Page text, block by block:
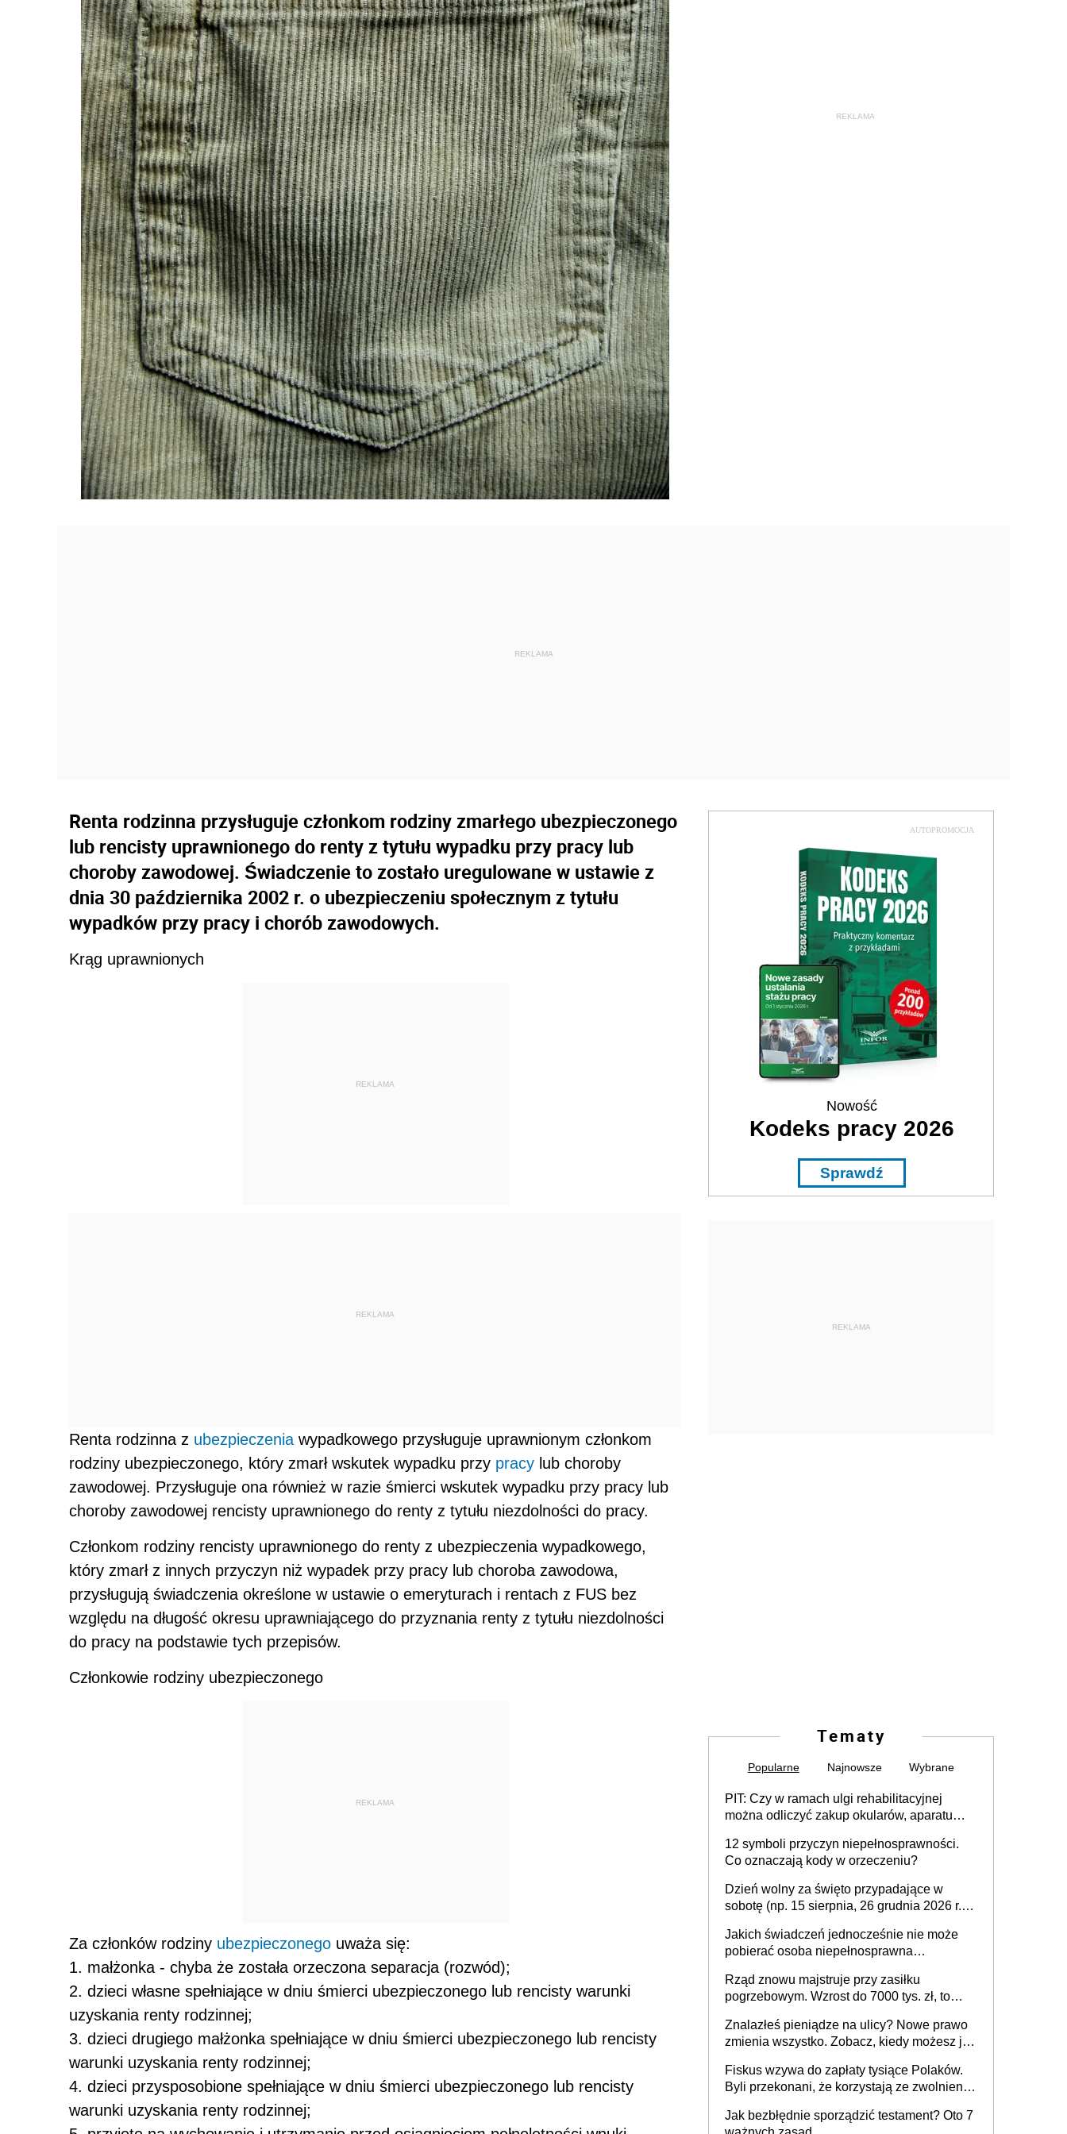
Renta rodzinna przysługuje członkom rodziny zmarłego ubezpieczonego
lub rencisty uprawnionego do renty z tytułu wypadku przy pracy lub
choroby zawodowej. Świadczenie to zostało uregulowane w ustawie z
dnia 30 października 2002 r. o ubezpieczeniu społecznym z tytułu
wypadków przy pracy i chorób zawodowych.
Krąg uprawnionych
REKLAMA
REKLAMA
Renta rodzinna z ubezpieczeniawypadkowego przysługuje uprawnionym członkom
rodziny ubezpieczonego, który zmarł wskutek wypadku przy pracy lub choroby
zawodowej. Przysługuje ona również w razie śmierci wskutek wypadku przy pracy lub
choroby zawodowej rencisty uprawnionego do renty z tytułu niezdolności do pracy.
Członkom rodziny rencisty uprawnionego do renty z ubezpieczenia wypadkowego,
który zmarł z innych przyczyn niż wypadek przy pracy lub choroba zawodowa,
przysługują świadczenia określone w ustawie o emeryturach i rentach z FUS bez
względu na długość okresu uprawniającego do przyznania renty z tytułu niezdolności
do pracy na podstawie tych przepisów.
Członkowie rodziny ubezpieczonego
REKLAMA
Za członków rodziny ubezpieczonego uważa się:
1. małżonka - chyba że została orzeczona separacja (rozwód);
2. dzieci własne spełniające w dniu śmierci ubezpieczonego lub rencisty warunki
uzyskania renty rodzinnej;
3. dzieci drugiego małżonka spełniające w dniu śmierci ubezpieczonego lub rencisty
warunki uzyskania renty rodzinnej;
4. dzieci przysposobione spełniające w dniu śmierci ubezpieczonego lub rencisty
warunki uzyskania renty rodzinnej;
AUTOPROMOCJA
Nowość
Kodeks pracy 2026
Sprawdź
REKLAMA
Tematy
Popularne Najnowsze Wybrane
PIT: Czy w ramach ulgi rehabilitacyjnej
można odliczyć zakup okularów, aparatu
12 symboli przyczyn niepełnosprawności.
Co oznaczają kody w orzeczeniu?
Dzień wolny za święto przypadające w
sobotę (np. 15 sierpnia, 26 grudnia 2026 r.) –
pracodawcy (sektor prywatny i administracja
publiczna), najczęstsze pytania
Jakich świadczeń jednocześnie nie może
pobierać osoba niepełnosprawna
Rząd znowu majstruje przy zasiłku
pogrzebowym. Wzrost do 7000 tys. zł, to
Znalazłeś pieniądze na ulicy? Nowe prawo
zmienia wszystko. Zobacz, kiedy możesz je
Fiskus wzywa do zapłaty tysiące Polaków.
Byli przekonani, że korzystają ze zwolnienia
Jak bezbłędnie sporządzić testament? Oto 7